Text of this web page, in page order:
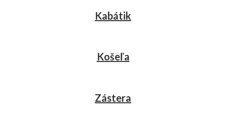
Kabátik
Košeľa
Zástera